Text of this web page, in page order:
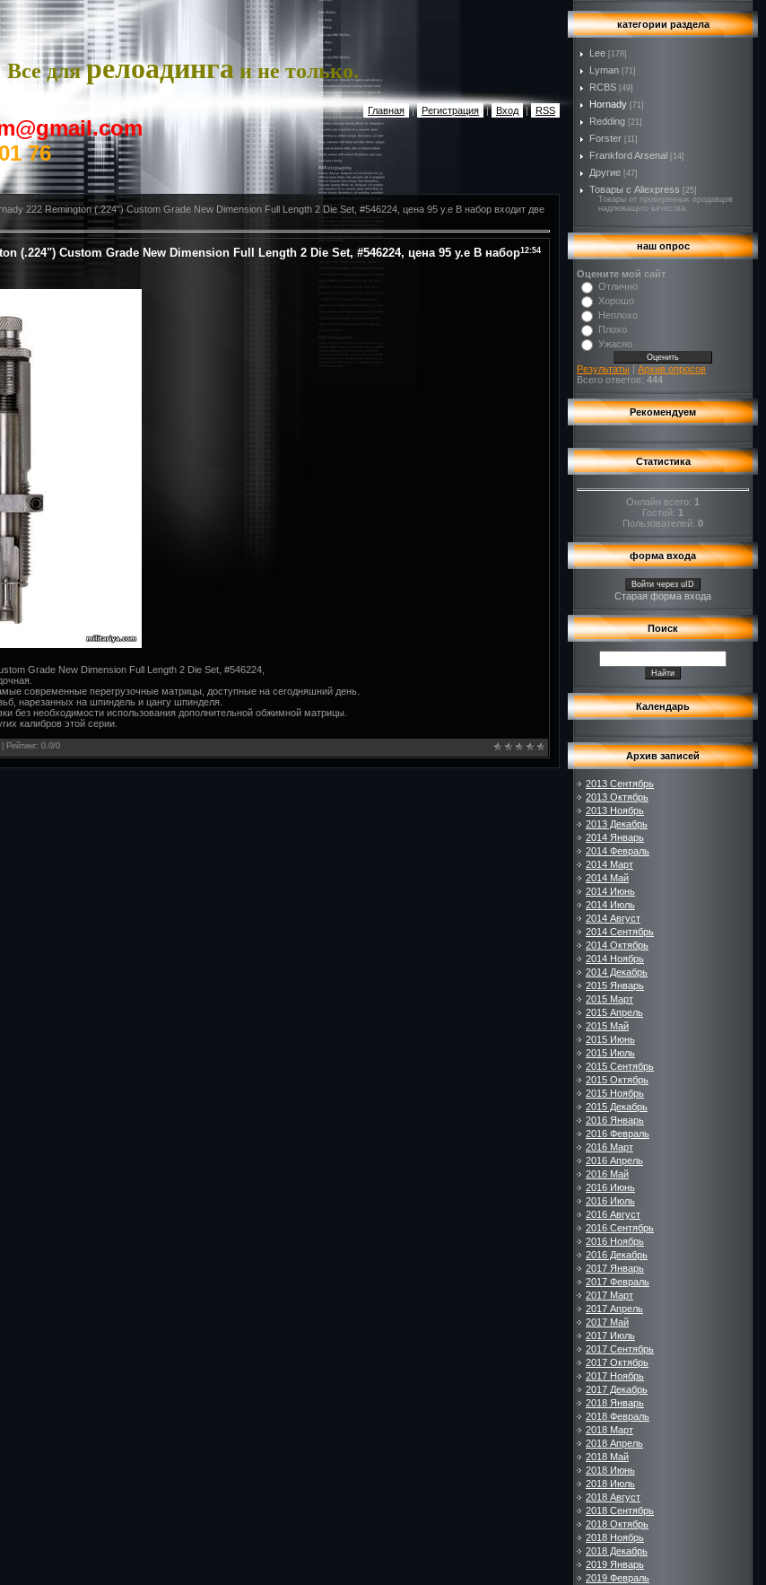
Все длярелоадинга и не только.
Главная | Регистрация | Вход | RSS
76
222 Remington (.224") Custom Grade New Dimension Full Length 2 Die Set, #546224, цена 95 у.е В набор входит две
12:54
(.224") Custom Grade New Dimension Full Length 2 Die Set, #546224, цена 95 у.е В набор
Grade New Dimension Full Length 2 Die Set, #546224,
современные перегрузочные матрицы, доступные на сегодняшний день.
нарезанных на шпиндель и цангу шпинделя.
без необходимости использования дополнительной обжимной матрицы.
калибров этой серии.
Рейтинг: 0.0/0
категории раздела
Lee [178]
Lyman [71]
RCBS [49]
Hornady [71]
Redding [21]
Forster [11]
Frankford Arsenal [14]
Другие [47]
Товары с Aliexpress [25]
Товары от проверенных продавцов
надлежащего качества.
наш опрос
Оцените мой сайт
Отлично
Хорошо
Неплохо
Плохо
Ужасно
Результаты | Архив опросов
Всего ответов: 444
Рекомендуем
Статистика
Онлайн всего: 1
Гостей: 1
Пользователей: 0
форма входа
Войти через uID
Старая форма входа
Поиск
Календарь
Архив записей
2013 Сентябрь
2013 Октябрь
2013 Ноябрь
2013 Декабрь
2014 Январь
2014 Февраль
2014 Март
2014 Май
2014 Июнь
2014 Июль
2014 Август
2014 Сентябрь
2014 Октябрь
2014 Ноябрь
2014 Декабрь
2015 Январь
2015 Март
2015 Апрель
2015 Май
2015 Июнь
2015 Июль
2015 Сентябрь
2015 Октябрь
2015 Ноябрь
2015 Декабрь
2016 Январь
2016 Февраль
2016 Март
2016 Апрель
2016 Май
2016 Июнь
2016 Июль
2016 Август
2016 Сентябрь
2016 Ноябрь
2016 Декабрь
2017 Январь
2017 Февраль
2017 Март
2017 Апрель
2017 Май
2017 Июль
2017 Сентябрь
2017 Октябрь
2017 Ноябрь
2017 Декабрь
2018 Январь
2018 Февраль
2018 Март
2018 Апрель
2018 Май
2018 Июнь
2018 Июль
2018 Август
2018 Сентябрь
2018 Октябрь
2018 Ноябрь
2018 Декабрь
2019 Январь
2019 Февраль